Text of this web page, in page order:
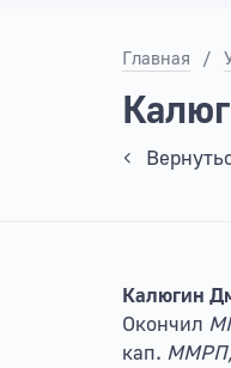
Главная /
Калюгин
Окончил
кап. ММРП,